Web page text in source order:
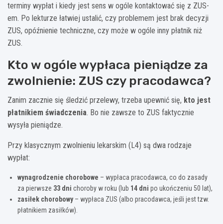
terminy wypłat i kiedy jest sens w ogóle kontaktować się z ZUS-
em. Po lekturze łatwiej ustalić, czy problemem jest brak decyzji
ZUS, opóźnienie techniczne, czy może w ogóle inny płatnik niż
ZUS.
Kto w ogóle wypłaca pieniądze za
zwolnienie: ZUS czy pracodawca?
Zanim zacznie się śledzić przelewy, trzeba upewnić się, kto jest
płatnikiem świadczenia. Bo nie zawsze to ZUS faktycznie
wysyła pieniądze.
Przy klasycznym zwolnieniu lekarskim (L4) są dwa rodzaje
wypłat:
wynagrodzenie chorobowe – wypłaca pracodawca, co do zasady
za pierwsze 33 dni choroby w roku (lub 14 dni po ukończeniu 50 lat),
zasiłek chorobowy– wypłaca ZUS (albo pracodawca, jeśli jest tzw.
płatnikiem zasiłków).